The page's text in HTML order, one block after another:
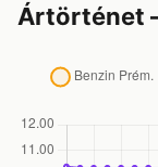
Ártörténet